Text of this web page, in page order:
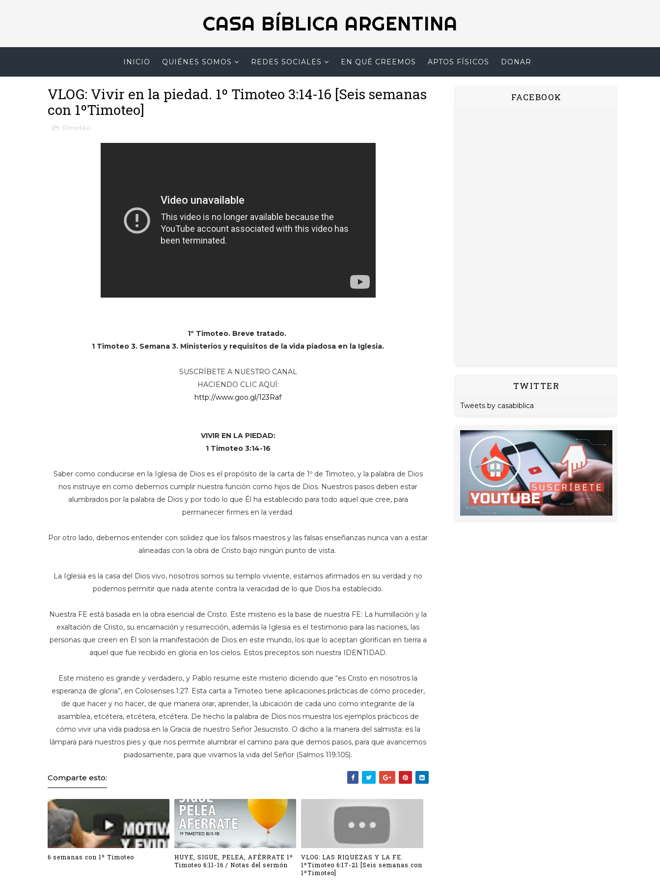
CASA BÍBLICA ARGENTINA
INICIO QUIÉNES SOMOS REDES SOCIALES EN QUÉ CREEMOS APTOS FÍSICOS DONAR
VLOG: Vivir en la piedad. 1º Timoteo 3:14-16 [Seis semanas
con 1ºTimoteo]
1Timoteo
1º Timoteo. Breve tratado.
1 Timoteo 3. Semana 3. Ministerios y requisitos de la vida piadosa en la Iglesia.
SUSCRÍBETE A NUESTRO CANAL
HACIENDO CLIC AQUÍ:
http://www.goo.gl/123Raf
VIVIR EN LA PIEDAD:
1 Timoteo 3:14-16
Saber como conducirse en la Iglesia de Dios es el propósito de la carta de 1º de Timoteo, y la palabra de Dios
nos instruye en como debemos cumplir nuestra función como hijos de Dios. Nuestros pasos deben estar
alumbrados por la palabra de Dios y por todo lo que Él ha establecido para todo aquel que cree, para
permanecer firmes en la verdad.
Por otro lado, debemos entender con solidez que los falsos maestros y las falsas enseñanzas nunca van a estar
alineadas con la obra de Cristo bajo ningún punto de vista.
La Iglesia es la casa del Dios vivo, nosotros somos su templo viviente, estamos afirmados en su verdad y no
podemos permitir que nada atente contra la veracidad de lo que Dios ha establecido.
Nuestra FE está basada en la obra esencial de Cristo. Este misterio es la base de nuestra FE: La humillación y la
exaltación de Cristo, su encarnación y resurrección, además la Iglesia es el testimonio para las naciones, las
personas que creen en Él son la manifestación de Dios en este mundo, los que lo aceptan glorifican en tierra a
aquel que fue recibido en gloria en los cielos. Estos preceptos son nuestra IDENTIDAD.
Este misterio es grande y verdadero, y Pablo resume este misterio diciendo que “es Cristo en nosotros la
esperanza de gloria”, en Colosenses 1:27. Esta carta a Timoteo tiene aplicaciones prácticas de cómo proceder,
de que hacer y no hacer, de que manera orar, aprender, la ubicación de cada uno como integrante de la
asamblea, etcétera, etcétera, etcétera. De hecho la palabra de Dios nos muestra los ejemplos prácticos de
cómo vivir una vida piadosa en la Gracia de nuestro Señor Jesucristo. O dicho a la manera del salmista: es la
lámpara para nuestros pies y que nos permite alumbrar el camino para que demos pasos, para que avancemos
piadosamente, para que vivamos la vida del Señor (Salmos 119:105).
Comparte esto:
6 semanas con 1º Timoteo
HUYE, SIGUE, PELEA, AFÉRRATE 1º
Timoteo 6:11-16 / Notas del sermón
VLOG: LAS RIQUEZAS Y LA FE.
1ºTimoteo 6:17-21 [Seis semanas con
1ºTimoteo]
FACEBOOK
TWITTER
Tweets by casabiblica